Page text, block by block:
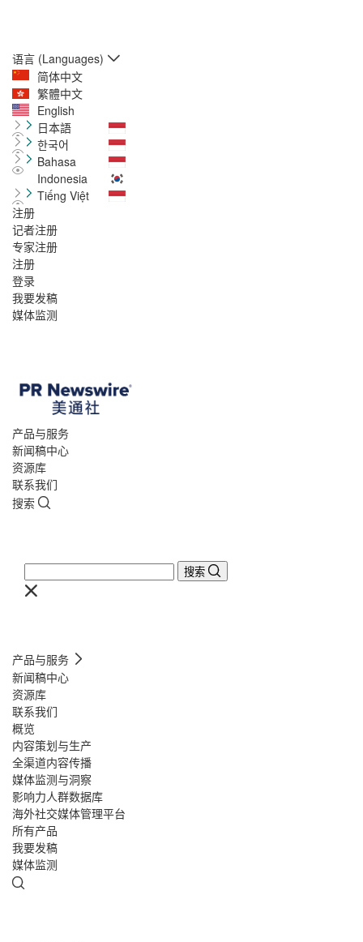
语言 (Languages)
简体中文
繁體中文
English
日本語
한국어
Bahasa
Indonesia
Tiếng Việt
注册
记者注册
专家注册
注册
登录
我要发稿
媒体监测
产品与服务
新闻稿中心
资源库
联系我们
搜索
搜索
产品与服务
新闻稿中心
资源库
联系我们
概览
内容策划与生产
全渠道内容传播
媒体监测与洞察
影响力人群数据库
海外社交媒体管理平台
所有产品
我要发稿
媒体监测